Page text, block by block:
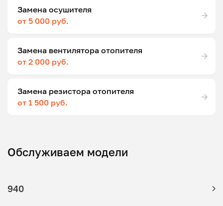
Замена осушителя
от 5 000 руб.
Замена вентилятора отопителя
от 2 000 руб.
Замена резистора отопителя
от 1 500 руб.
Обслуживаем модели
940